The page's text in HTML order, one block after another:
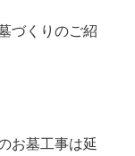
づくりのご紹
お墓工事は延